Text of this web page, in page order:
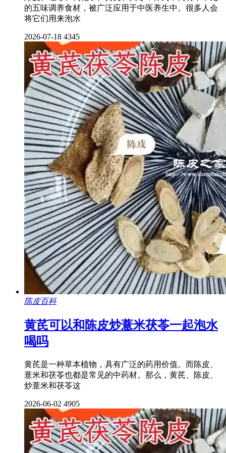
的五味调养食材，被广泛应用于中医养生中。很多人会
将它们用来泡水
2026-07-18 4345
陈皮百科
黄芪可以和陈皮炒薏米茯苓一起泡水
喝吗
黄芪是一种草本植物，具有广泛的药用价值。而陈皮、
薏米和茯苓也都是常见的中药材。那么，黄芪、陈皮、
炒薏米和茯苓这
2026-06-02 4905